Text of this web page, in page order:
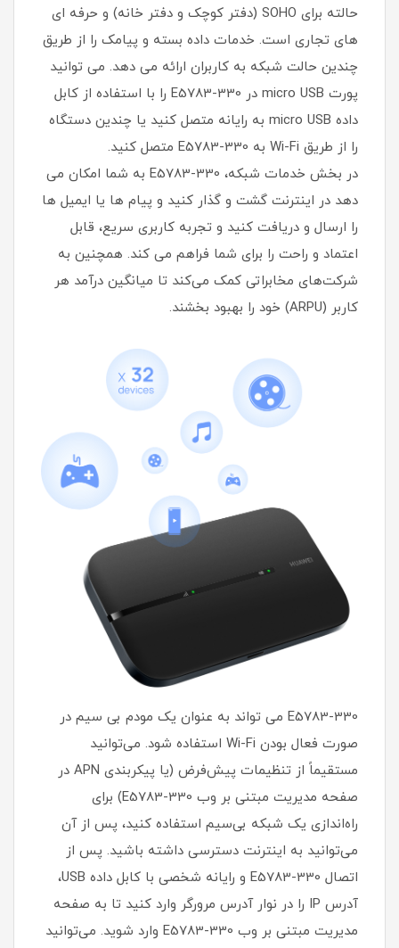
حالته برای SOHO (دفتر کوچک و دفتر خانه) و حرفه ای
های تجاری است. خدمات داده بسته و پیامک را از طریق
چندین حالت شبکه به کاربران ارائه می دهد. می توانید
پورت micro USB در E5783-330 را با استفاده از کابل
داده micro USB به رایانه متصل کنید یا چندین دستگاه
را از طریق Wi-Fi به E5783-330 متصل کنید.
در بخش خدمات شبکه، E5783-330 به شما امکان می
دهد در اینترنت گشت و گذار کنید و پیام ها یا ایمیل ها
را ارسال و دریافت کنید و تجربه کاربری سریع، قابل
اعتماد و راحت را برای شما فراهم می کند. همچنین به
شرکت‌های مخابراتی کمک می‌کند تا میانگین درآمد هر
کاربر (ARPU) خود را بهبود بخشند.
E5783-330 می تواند به عنوان یک مودم بی سیم در
صورت فعال بودن Wi-Fi استفاده شود. می‌توانید
مستقیماً از تنظیمات پیش‌فرض (یا پیکربندی APN در
صفحه مدیریت مبتنی بر وب E5783-330) برای
راه‌اندازی یک شبکه بی‌سیم استفاده کنید، پس از آن
می‌توانید به اینترنت دسترسی داشته باشید. پس از
اتصال E5783-330 و رایانه شخصی با کابل داده USB،
آدرس IP را در نوار آدرس مرورگر وارد کنید تا به صفحه
مدیریت مبتنی بر وب E5783-330 وارد شوید. می‌توانید